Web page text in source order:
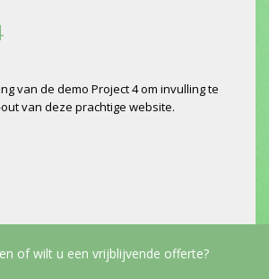
van de demo Project 4 om invulling te
van deze prachtige website.
of wilt u een vrijblijvende offerte?